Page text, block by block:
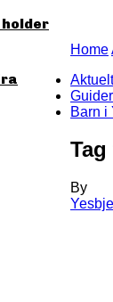
Home
Aktuelt
Guider
Barn i
By